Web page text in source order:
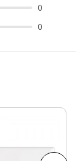
0
0